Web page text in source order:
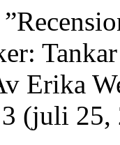
Erika
(juli 25,